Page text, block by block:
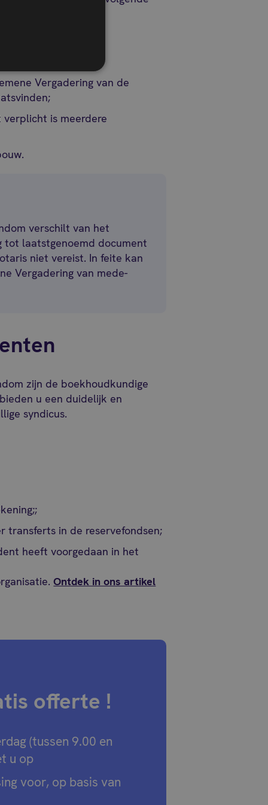
Vergadering van de
is meerdere
verschilt van het
tot laatstgenoemd document
niet vereist. In feite kan
Vergadering van mede-
zijn de boekhoudkundige
u een duidelijk en
syndicus.
transferts in de reservefondsen;
heeft voorgedaan in het
Ontdek in ons artikel
offerte !
(tussen 9.00 en
u op
voor, op basis van